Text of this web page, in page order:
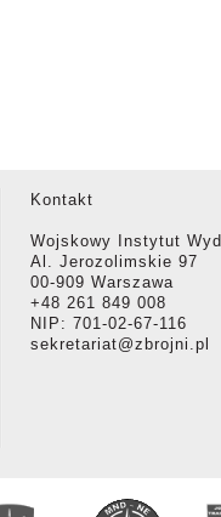
Kontakt
Wojskowy Instytut
Al. Jerozolimskie 97
00-909 Warszawa
+48 261 849 008
NIP: 701-02-67-116
sekretariat@zbrojni.pl